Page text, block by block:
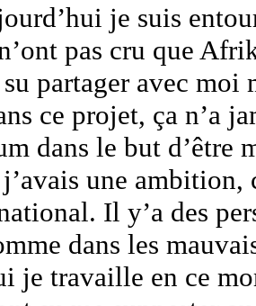
je suis
pas cru que
partager avec moi
ce projet, ça n’a
dans le but
une ambition,
Il y’a des
dans les
je travaille en ce